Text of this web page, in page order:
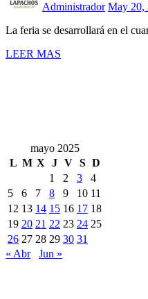
Administrador May 20,
La feria se desarrollará en el
LEER MAS
mayo 2025
L M X J V S D
1
2 3
4
5
6 7 8 9 10 11
12 13 14 15 16 17 18
19 20 21 22 23 24 25
26 27 28 29 30 31
« Abr
Jun »